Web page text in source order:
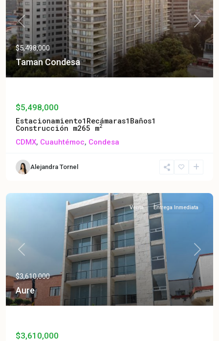
Previous Next
$5,498,000
Taman Condesa
$5,498,000
Estacionamiento1 Recámaras1 Baños1
Construcción m265 m2
CDMX, Cuauhtémoc, Condesa
Alejandra Tornel
Previous Next
Venta Entrega Inmediata
$3,610,000
Aure
$3,610,000